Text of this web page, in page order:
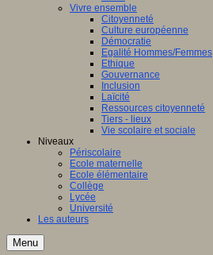
Vivre ensemble
Citoyenneté
Culture européenne
Démocratie
Egalité Hommes/Femmes
Ethique
Gouvernance
Inclusion
Laïcité
Ressources citoyenneté
Tiers - lieux
Vie scolaire et sociale
Niveaux
Périscolaire
Ecole maternelle
Ecole élémentaire
Collège
Lycée
Université
Les auteurs
Menu